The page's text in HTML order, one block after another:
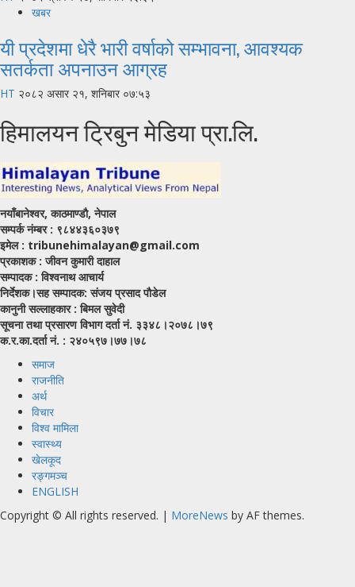
खबर
यी प्रदेशमा धेरै भारी वर्षाको सम्भावना, आवश्यक
सतर्कता अपनाउन आग्रह
HT २०८२ असार २१, शनिबार ०७:५३
हिमालयन ट्रिबुन मेडिया प्रा.लि.
नयाँबानेश्वर, काठमाण्डाै, नेपाल
सम्पर्क नंम्बर : ९८४४३६०३७९
इमेल : tribunehimalayan@gmail.com
प्रकाशक : जीवन कुमारी दाहाल
सम्पादक : विश्वनाथ आचार्य
निर्देशक।सह सम्पादक: संजय प्रसाद पाैडेल
कानुनी सल्लाहकार : बिमल सुवेदी
सूचना तथा प्रसारण विभाग दर्ता नं. ३३४८।२०७८।७९
क.र.का.दर्ता नं. : २४०५९७।७७।७८
समाज
राजनीति
अर्थ
विचार
विश्व मामिला
स्वास्थ्य
खेलकूद
रङ्गमञ्च
ENGLISH
Copyright © All rights reserved. | MoreNews by AF themes.